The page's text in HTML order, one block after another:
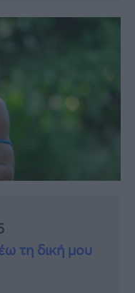
τη δική μου